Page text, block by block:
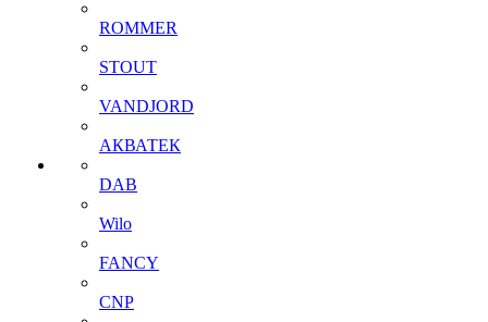
ROMMER
STOUT
VANDJORD
АКВАТЕК
DAB
Wilo
FANCY
CNP